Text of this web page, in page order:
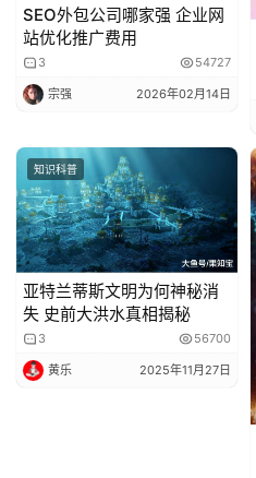
SEO外包公司哪家强 企业网
站优化推广费用
3 54727
宗强 2026年02月14日
知识科普
亚特兰蒂斯文明为何神秘消
失 史前大洪水真相揭秘
3 56700
黄乐 2025年11月27日